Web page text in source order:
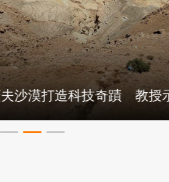
曾遭60火箭彈威脅